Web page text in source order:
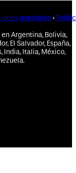
generales·
Argentina, Bolivia,
El Salvador, España,
India, Italia, México,